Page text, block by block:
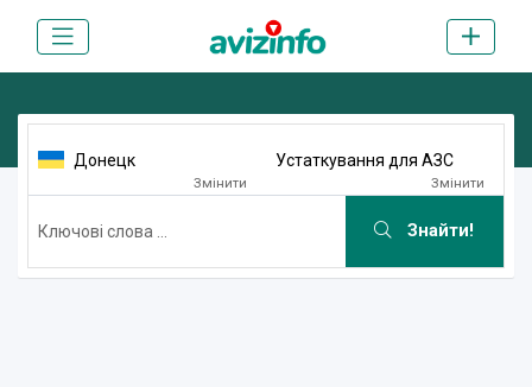
Донецк
Змінити
Устаткування для АЗС
Змінити
Знайти!